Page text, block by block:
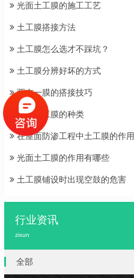
光面土工膜的施工工艺
土工膜搭接方法
土工膜怎么选才不踩坑？
土工膜分辨好坏的方式
两布一膜的搭接技巧
糙面土工膜的种类
在屋面防渗工程中土工膜的作用
光面土工膜的作用有哪些
土工膜铺设时出现空鼓的危害
行业资讯
zixun
全部